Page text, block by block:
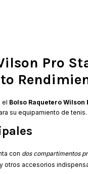
Pro
el Bolso Raquetero Wilson
su equipamiento de tenis.
con dos compartimentos
otros accesorios